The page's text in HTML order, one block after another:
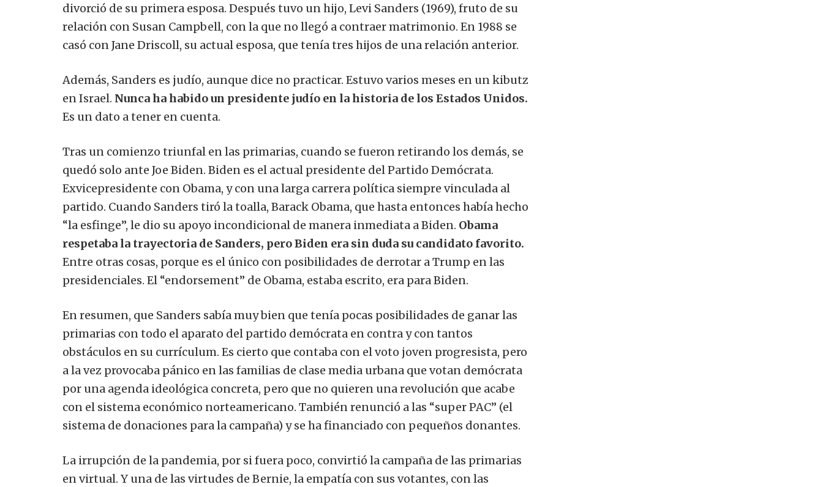
divorció de su primera esposa. Después tuvo un hijo, Levi Sanders (1969), fruto de su
relación con Susan Campbell, con la que no llegó a contraer matrimonio. En 1988 se
casó con Jane Driscoll, su actual esposa, que tenía tres hijos de una relación anterior.
Además, Sanders es judío, aunque dice no practicar. Estuvo varios meses en un kibutz
en Israel. Nunca ha habido un presidente judío en la historia de los Estados Unidos.
Es un dato a tener en cuenta.
Tras un comienzo triunfal en las primarias, cuando se fueron retirando los demás, se
quedó solo ante Joe Biden. Biden es el actual presidente del Partido Demócrata.
Exvicepresidente con Obama, y con una larga carrera política siempre vinculada al
partido. Cuando Sanders tiró la toalla, Barack Obama, que hasta entonces había hecho
“la esfinge”, le dio su apoyo incondicional de manera inmediata a Biden. Obama
respetaba la trayectoria de Sanders, pero Biden era sin duda su candidato favorito.
Entre otras cosas, porque es el único con posibilidades de derrotar a Trump en las
presidenciales. El “endorsement” de Obama, estaba escrito, era para Biden.
En resumen, que Sanders sabía muy bien que tenía pocas posibilidades de ganar las
primarias con todo el aparato del partido demócrata en contra y con tantos
obstáculos en su currículum. Es cierto que contaba con el voto joven progresista, pero
a la vez provocaba pánico en las familias de clase media urbana que votan demócrata
por una agenda ideológica concreta, pero que no quieren una revolución que acabe
con el sistema económico norteamericano. También renunció a las “super PAC” (el
sistema de donaciones para la campaña) y se ha financiado con pequeños donantes.
La irrupción de la pandemia, por si fuera poco, convirtió la campaña de las primarias
en virtual. Y una de las virtudes de Bernie, la empatía con sus votantes, con las